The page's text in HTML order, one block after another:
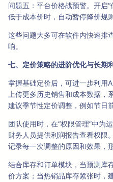
问题五：平台价格战预警。开启
低于成本价时，自动暂停降价规
这些问题大多可在软件内快速排
响。
七、定价策略的进阶优化与长期
掌握基础定价后，可进一步利用
上传更多历史销售和成本数据
建议季节性定价调整，例如节日
团队使用时，在“权限管理”中为
财务人员提供利润报告查看权限
记录每一次调整的原因和效果，
结合库存和订单模块，当预测库
价方案；当热销品库存紧张时，